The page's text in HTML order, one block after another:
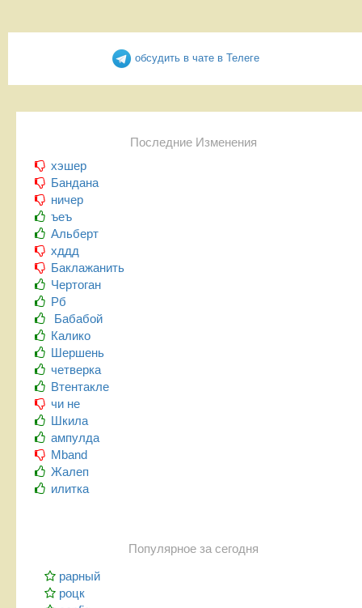
обсудить в чате в Телеге
Последние Изменения
хэшер
Бандана
ничер
ъеъ
Альберт
хддд
Баклажанить
Чертоган
Рб
Бабабой
Калико
Шершень
четверка
Втентакле
чи не
Шкила
ампулда
Mband
Жалеп
илитка
Популярное за сегодня
рарный
роцк